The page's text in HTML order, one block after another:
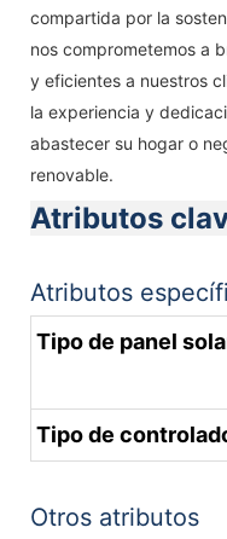
compartida por la
nos comprometemos a
y eficientes a nuestros
la experiencia y
abastecer su hogar o
renovable.
Atributos
Atributos
Tipo de panel
Tipo de
Otros atributos